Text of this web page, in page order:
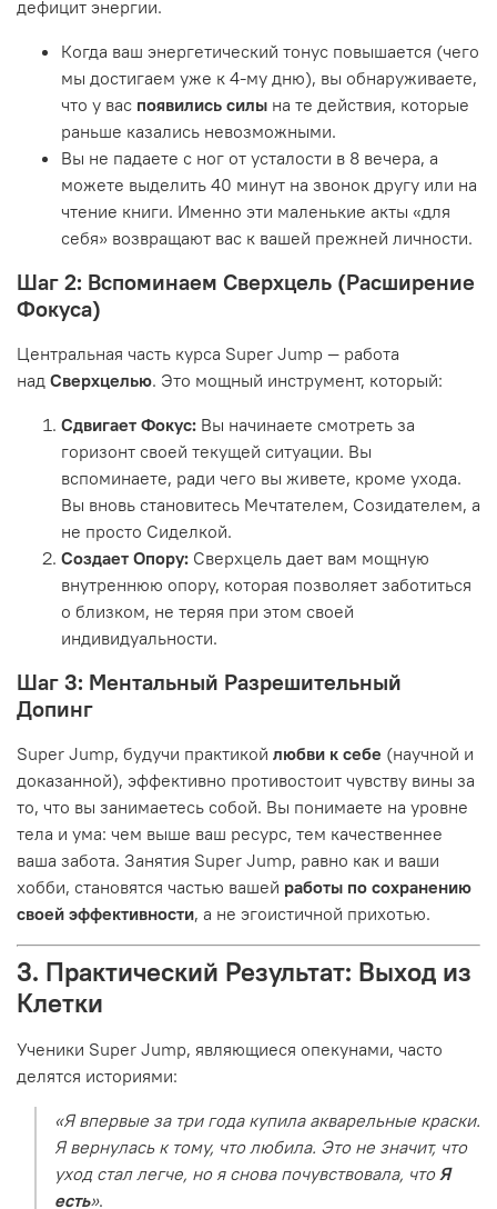
дефицит энергии.
Когда ваш энергетический тонус повышается (чего
мы достигаем уже к 4-му дню), вы обнаруживаете,
что у вас появились силы на те действия, которые
раньше казались невозможными.
Вы не падаете с ног от усталости в 8 вечера, а
можете выделить 40 минут на звонок другу или на
чтение книги. Именно эти маленькие акты «для
себя» возвращают вас к вашей прежней личности.
Шаг 2: Вспоминаем Сверхцель (Расширение
Фокуса)
Центральная часть курса Super Jump — работа
над Сверхцелью. Это мощный инструмент, который:
Сдвигает Фокус: Вы начинаете смотреть за
горизонт своей текущей ситуации. Вы
вспоминаете, ради чего вы живете, кроме ухода.
Вы вновь становитесь Мечтателем, Созидателем, а
не просто Сиделкой.
Создает Опору: Сверхцель дает вам мощную
внутреннюю опору, которая позволяет заботиться
о близком, не теряя при этом своей
индивидуальности.
Шаг 3: Ментальный Разрешительный
Допинг
Super Jump, будучи практикой любви к себе (научной и
доказанной), эффективно противостоит чувству вины за
то, что вы занимаетесь собой. Вы понимаете на уровне
тела и ума: чем выше ваш ресурс, тем качественнее
ваша забота. Занятия Super Jump, равно как и ваши
хобби, становятся частью вашей работы по сохранению
своей эффективности, а не эгоистичной прихотью.
3. Практический Результат: Выход из
Клетки
Ученики Super Jump, являющиеся опекунами, часто
делятся историями:
«Я впервые за три года купила акварельные краски.
Я вернулась к тому, что любила. Это не значит, что
уход стал легче, но я снова почувствовала, что Я
есть».